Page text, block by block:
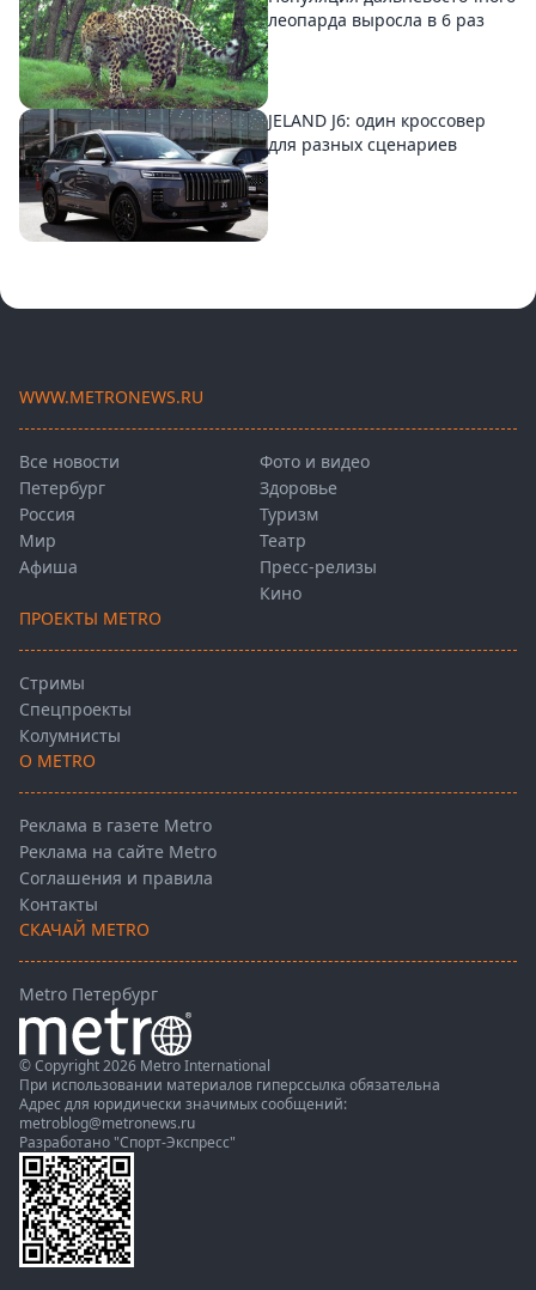
леопарда выросла в 6 раз
JELAND J6: один кроссовер
для разных сценариев
WWW.METRONEWS.RU
Все новости
Петербург
Россия
Мир
Афиша
Фото и видео
Здоровье
Туризм
Театр
Пресс-релизы
Кино
ПРОЕКТЫ METRO
Стримы
Спецпроекты
Колумнисты
О METRO
Реклама в газете Metro
Реклама на сайте Metro
Соглашения и правила
Контакты
СКАЧАЙ METRO
Metro Петербург
© Copyright 2026 Metro International
При использовании материалов гиперссылка обязательна
Адрес для юридически значимых сообщений:
metroblog@metronews.ru
Разработано "Спорт-Экспресс"